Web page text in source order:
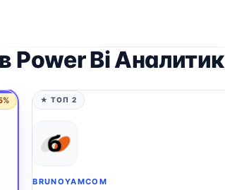
Bi Аналитик
★ ТОП 2
BRUNOYAMCOM